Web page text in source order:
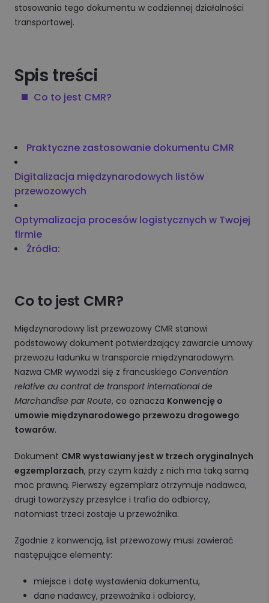
stosowania tego dokumentu w codziennej działalności
transportowej.
Spis treści
Co to jest CMR?
Praktyczne zastosowanie dokumentu CMR
Digitalizacja międzynarodowych listów
przewozowych
Optymalizacja procesów logistycznych w Twojej
firmie
Źródła:
Co to jest CMR?
Międzynarodowy list przewozowy CMR stanowi
podstawowy dokument potwierdzający zawarcie umowy
przewozu ładunku w transporcie międzynarodowym.
Nazwa CMR wywodzi się z francuskiego Convention
relative au contrat de transport international de
Marchandise par Route, co oznacza Konwencję o
umowie międzynarodowego przewozu drogowego
towarów.
Dokument CMR wystawiany jest w trzech oryginalnych
egzemplarzach, przy czym każdy z nich ma taką samą
moc prawną. Pierwszy egzemplarz otrzymuje nadawca,
drugi towarzyszy przesyłce i trafia do odbiorcy,
natomiast trzeci zostaje u przewoźnika.
Zgodnie z konwencją, list przewozowy musi zawierać
następujące elementy:
miejsce i datę wystawienia dokumentu,
dane nadawcy, przewoźnika i odbiorcy,